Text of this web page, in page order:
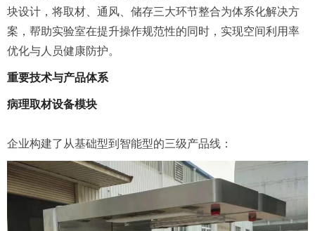
块设计，将取材、通风、储存三大环节整合为体系化解决方
案，帮助实验室在提升操作规范性的同时，实现空间利用率
优化与人员健康防护。
重要技术与产品体系
病理取材设备模块
企业构建了从基础型到智能型的三级产品线：